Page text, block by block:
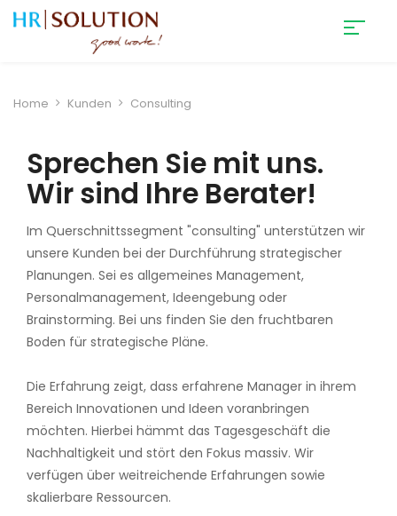
Home Kunden Consulting
Sprechen Sie mit uns.
Wir sind Ihre Berater!
Im Querschnittssegment "consulting" unterstützen wir
unsere Kunden bei der Durchführung strategischer
Planungen. Sei es allgemeines Management,
Personalmanagement, Ideengebung oder
Brainstorming. Bei uns finden Sie den fruchtbaren
Boden für strategische Pläne.
Die Erfahrung zeigt, dass erfahrene Manager in ihrem
Bereich Innovationen und Ideen voranbringen
möchten. Hierbei hämmt das Tagesgeschäft die
Nachhaltigkeit und stört den Fokus massiv. Wir
verfügen über weitreichende Erfahrungen sowie
skalierbare Ressourcen.